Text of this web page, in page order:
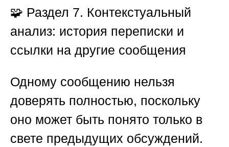
🧩 Раздел 7. Контекстуальный
анализ: история переписки и
ссылки на другие сообщения
Одному сообщению нельзя
доверять полностью, поскольку
оно может быть понято только в
свете предыдущих обсуждений.